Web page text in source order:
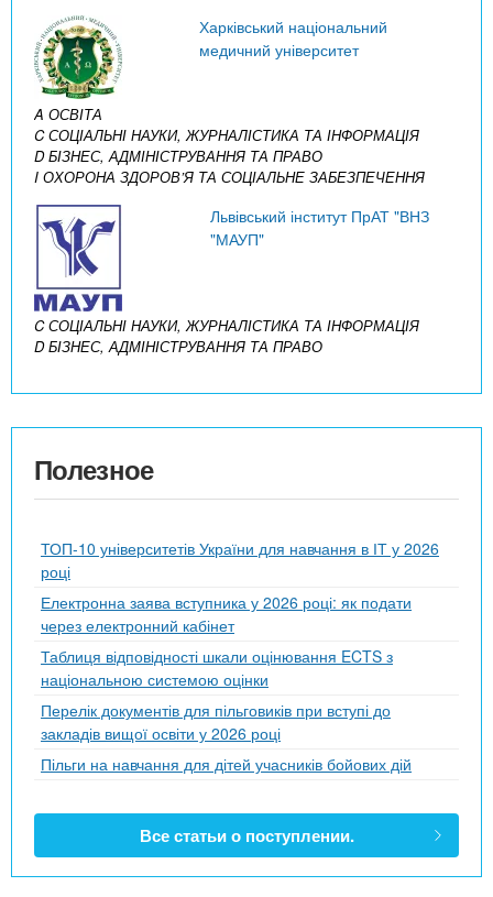
Харківський національний
медичний університет
A ОСВІТА
C СОЦІАЛЬНІ НАУКИ, ЖУРНАЛІСТИКА ТА ІНФОРМАЦІЯ
D БІЗНЕС, АДМІНІСТРУВАННЯ ТА ПРАВО
I ОХОРОНА ЗДОРОВ’Я ТА СОЦІАЛЬНЕ ЗАБЕЗПЕЧЕННЯ
Львівський інститут ПрАТ "ВНЗ
"МАУП"
C СОЦІАЛЬНІ НАУКИ, ЖУРНАЛІСТИКА ТА ІНФОРМАЦІЯ
D БІЗНЕС, АДМІНІСТРУВАННЯ ТА ПРАВО
Полезное
ТОП-10 університетів України для навчання в ІТ у 2026
році
Електронна заява вступника у 2026 році: як подати
через електронний кабінет
Таблиця відповідності шкали оцінювання ECTS з
національною системою оцінки
Перелік документів для пільговиків при вступі до
закладів вищої освіти у 2026 році
Пільги на навчання для дітей учасників бойових дій
Все статьи о поступлении.